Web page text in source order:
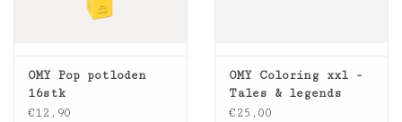
OMY Pop potloden
16stk
€12,90
OMY Coloring xxl -
Tales & legends
€25,00